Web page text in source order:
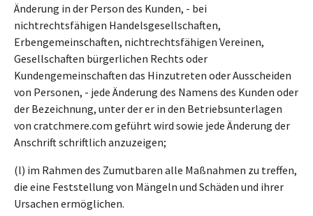
Änderung in der Person des Kunden, - bei
nichtrechtsfähigen Handelsgesellschaften,
Erbengemeinschaften, nichtrechtsfähigen Vereinen,
Gesellschaften bürgerlichen Rechts oder
Kundengemeinschaften das Hinzutreten oder Ausscheiden
von Personen, - jede Änderung des Namens des Kunden oder
der Bezeichnung, unter der er in den Betriebsunterlagen
von cratchmere.com geführt wird sowie jede Änderung der
Anschrift schriftlich anzuzeigen;
(l) im Rahmen des Zumutbaren alle Maßnahmen zu treffen,
die eine Feststellung von Mängeln und Schäden und ihrer
Ursachen ermöglichen.